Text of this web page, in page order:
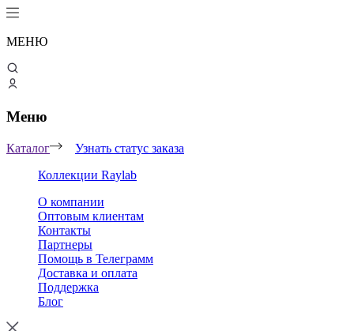
МЕНЮ
Меню
Каталог
Узнать статус заказа
Коллекции Raylab
О компании
Оптовым клиентам
Контакты
Партнеры
Помощь в Телеграмм
Доставка и оплата
Поддержка
Блог